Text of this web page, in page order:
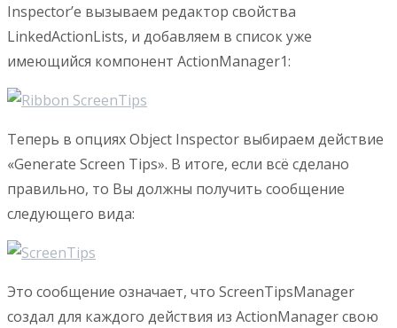
Inspector’e вызываем редактор свойства
LinkedActionLists, и добавляем в список уже
имеющийся компонент ActionManager1:
Теперь в опциях Object Inspector выбираем действие
«Generate Screen Tips». В итоге, если всё сделано
правильно, то Вы должны получить сообщение
следующего вида:
Это сообщение означает, что ScreenTipsManager
создал для каждого действия из ActionManager свою